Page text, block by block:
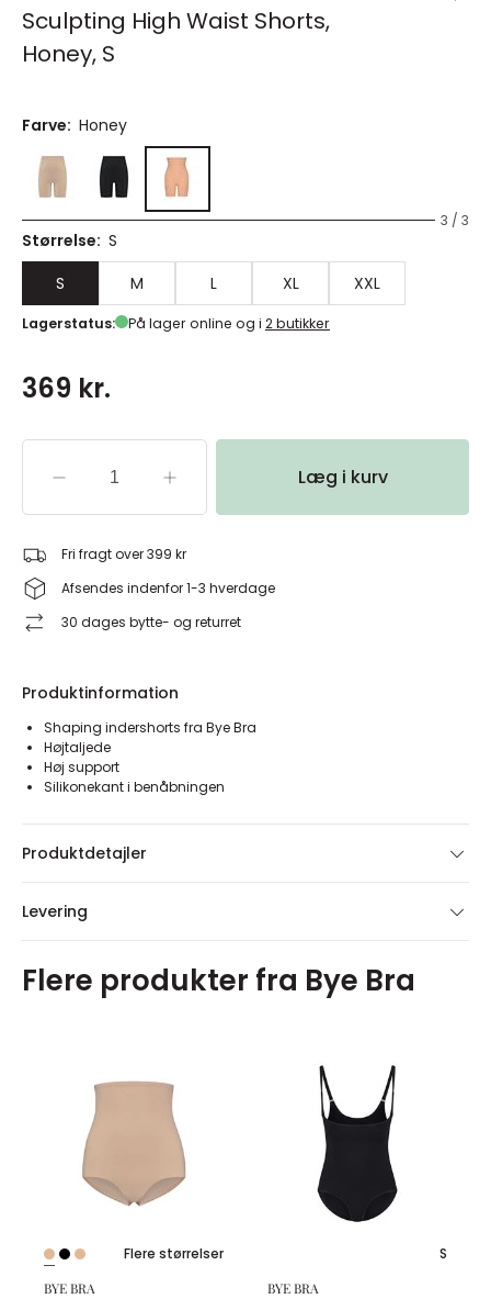
Sculpting High Waist Shorts,
Honey, S
Farve: Honey
3 / 3
Størrelse: S
S
M L XL XXL
Lagerstatus: På lager online og i 2 butikker
369 kr.
Læg i kurv
Fri fragt over 399 kr
Afsendes indenfor 1-3 hverdage
30 dages bytte- og returret
Produktinformation
Shaping indershorts fra Bye Bra
Højtaljede
Høj support
Silikonekant i benåbningen
Produktdetajler
Levering
Flere produkter fra Bye Bra
Flere størrelser
BYE BRA
S
BYE BRA